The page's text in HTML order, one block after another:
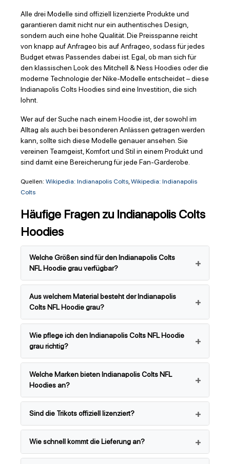
Alle drei Modelle sind offiziell lizenzierte Produkte und
garantieren damit nicht nur ein authentisches Design,
sondern auch eine hohe Qualität. Die Preisspanne reicht
von knapp auf Anfrageo bis auf Anfrageo, sodass für jedes
Budget etwas Passendes dabei ist. Egal, ob man sich für
den klassischen Look des Mitchell & Ness Hoodies oder die
moderne Technologie der Nike-Modelle entscheidet – diese
Indianapolis Colts Hoodies sind eine Investition, die sich
lohnt.
Wer auf der Suche nach einem Hoodie ist, der sowohl im
Alltag als auch bei besonderen Anlässen getragen werden
kann, sollte sich diese Modelle genauer ansehen. Sie
vereinen Teamgeist, Komfort und Stil in einem Produkt und
sind damit eine Bereicherung für jede Fan-Garderobe.
Quellen: Wikipedia: Indianapolis Colts, Wikipedia: Indianapolis
Colts
Häufige Fragen zu Indianapolis Colts
Hoodies
Welche Größen sind für den Indianapolis Colts
NFL Hoodie grau verfügbar?
Aus welchem Material besteht der Indianapolis
Colts NFL Hoodie grau?
Wie pflege ich den Indianapolis Colts NFL Hoodie
grau richtig?
Welche Marken bieten Indianapolis Colts NFL
Hoodies an?
Sind die Trikots offiziell lizenziert?
Wie schnell kommt die Lieferung an?